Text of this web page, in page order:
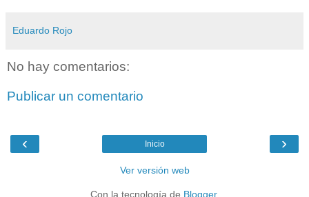
Eduardo Rojo
No hay comentarios:
Publicar un comentario
‹ ›
Inicio
Ver versión web
Con la tecnología de Blogger.